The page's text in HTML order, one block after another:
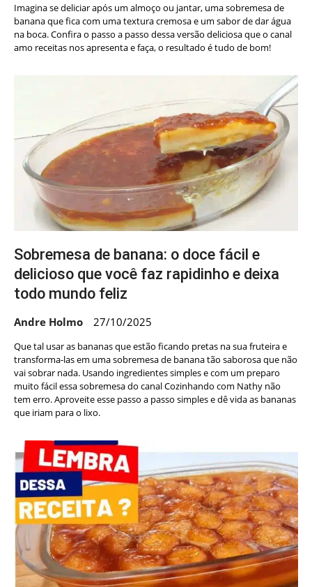
Imagina se deliciar após um almoço ou jantar, uma sobremesa de
banana que fica com uma textura cremosa e um sabor de dar água
na boca. Confira o passo a passo dessa versão deliciosa que o canal
amo receitas nos apresenta e faça, o resultado é tudo de bom!
Sobremesa de banana: o doce fácil e
delicioso que você faz rapidinho e deixa
todo mundo feliz
Andre Holmo 27/10/2025
Que tal usar as bananas que estão ficando pretas na sua fruteira e
transforma-las em uma sobremesa de banana tão saborosa que não
vai sobrar nada. Usando ingredientes simples e com um preparo
muito fácil essa sobremesa do canal Cozinhando com Nathy não
tem erro. Aproveite esse passo a passo simples e dê vida as bananas
que iriam para o lixo.